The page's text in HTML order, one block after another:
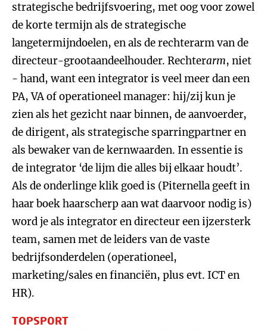
strategische bedrijfsvoering, met oog voor zowel
de korte termijn als de strategische
langetermijndoelen, en als de rechterarm van de
directeur-grootaandeelhouder. Rechterarm, niet
- hand, want een integrator is veel meer dan een
PA, VA of operationeel manager: hij/zij kun je
zien als het gezicht naar binnen, de aanvoerder,
de dirigent, als strategische sparringpartner en
als bewaker van de kernwaarden. In essentie is
de integrator ‘de lijm die alles bij elkaar houdt’.
Als de onderlinge klik goed is (Piternella geeft in
haar boek haarscherp aan wat daarvoor nodig is)
word je als integrator en directeur een ijzersterk
team, samen met de leiders van de vaste
bedrijfsonderdelen (operationeel,
marketing/sales en financiën, plus evt. ICT en
HR).
TOPSPORT